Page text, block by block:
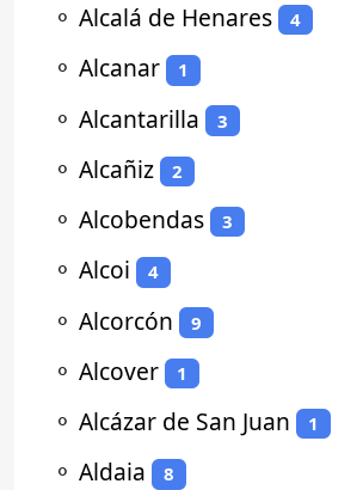
⚬ Alcalá de Henares 4
⚬ Alcanar 1
⚬ Alcantarilla 3
⚬ Alcañiz 2
⚬ Alcobendas 3
⚬ Alcoi 4
⚬ Alcorcón 9
⚬ Alcover 1
⚬ Alcázar de San Juan 1
⚬ Aldaia 8